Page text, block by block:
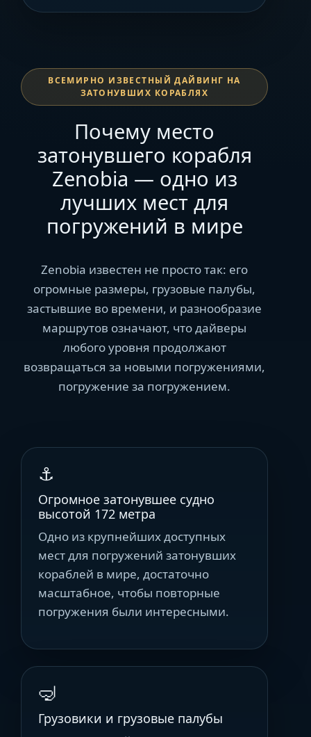
ВСЕМИРНО ИЗВЕСТНЫЙ ДАЙВИНГ НА
ЗАТОНУВШИХ КОРАБЛЯХ
Почему место
затонувшего корабля
Zenobia — одно из
лучших мест для
погружений в мире
Zenobia известен не просто так: его
огромные размеры, грузовые палубы,
застывшие во времени, и разнообразие
маршрутов означают, что дайверы
любого уровня продолжают
возвращаться за новыми погружениями,
погружение за погружением.
⚓
Огромное затонувшее судно
высотой 172 метра
Одно из крупнейших доступных
мест для погружений затонувших
кораблей в мире, достаточно
масштабное, чтобы повторные
погружения были интересными.
🤿
Грузовики и грузовые палубы